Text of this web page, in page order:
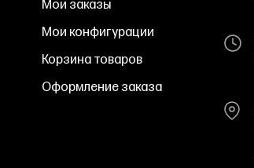
Мои заказы
Мои конфигурации
Корзина товаров
Оформление заказа